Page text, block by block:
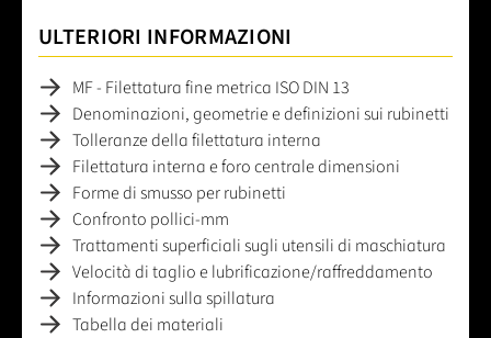
ULTERIORI INFORMAZIONI
MF - Filettatura fine metrica ISO DIN 13
Denominazioni, geometrie e definizioni sui rubinetti
Tolleranze della filettatura interna
Filettatura interna e foro centrale dimensioni
Forme di smusso per rubinetti
Confronto pollici-mm
Trattamenti superficiali sugli utensili di maschiatura
Velocità di taglio e lubrificazione/raffreddamento
Informazioni sulla spillatura
Tabella dei materiali